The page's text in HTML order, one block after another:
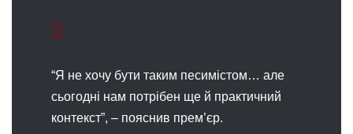
“Я не хочу бути таким песимістом… але
сьогодні нам потрібен ще й практичний
контекст”, – пояснив прем’єр.